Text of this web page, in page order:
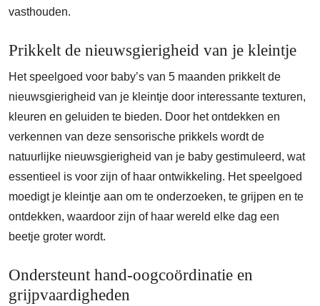
vasthouden.
Prikkelt de nieuwsgierigheid van je kleintje
Het speelgoed voor baby’s van 5 maanden prikkelt de
nieuwsgierigheid van je kleintje door interessante texturen,
kleuren en geluiden te bieden. Door het ontdekken en
verkennen van deze sensorische prikkels wordt de
natuurlijke nieuwsgierigheid van je baby gestimuleerd, wat
essentieel is voor zijn of haar ontwikkeling. Het speelgoed
moedigt je kleintje aan om te onderzoeken, te grijpen en te
ontdekken, waardoor zijn of haar wereld elke dag een
beetje groter wordt.
Ondersteunt hand-oogcoördinatie en
grijpvaardigheden